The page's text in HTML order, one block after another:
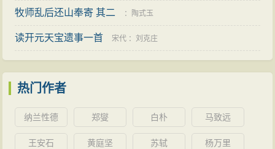
牧师乱后还山奉寄 其二 ： 陶式玉
读开元天宝遗事一首 宋代 ：刘克庄
热门作者
纳兰性德 郑燮 白朴 马致远
王安石 黄庭坚 苏轼 杨万里